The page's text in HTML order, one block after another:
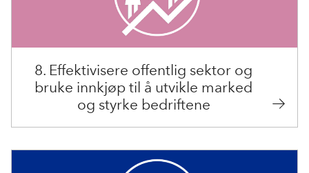
8. Effektivisere offentlig sektor og
bruke innkjøp til å utvikle marked
og styrke bedriftene